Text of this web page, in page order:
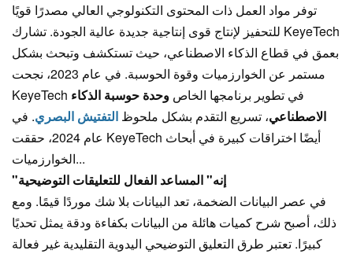
توفر مواد العمل ذات المحتوى التكنولوجي العالي مصدرًا قويًا
للتحفيز لإنتاج قوى إنتاجية جديدة عالية الجودة. تشارك KeyeTech
بعمق في قطاع الذكاء الاصطناعي، حيث تستكشف وتبحث بشكل
مستمر عن الخوارزميات وقوة الحوسبة. في عام 2023، نجحت
KeyeTech في تطوير برنامجها الخاص وحدة حوسبة الذكاء
الاصطناعي، تسريع التقدم بشكل ملحوظ التفتيش البصري. في
عام 2024، حققت KeyeTech أيضًا اختراقات كبيرة في أبحاث
الخوارزميات...
"إنه" المساعد الفعال للتعليقات التوضيحية
في عصر البيانات الضخمة، تعد البيانات بلا شك موردًا قيمًا. ومع
ذلك، أصبح شرح كميات هائلة من البيانات بكفاءة ودقة يمثل تحديًا
كبيرًا. تعتبر طرق التعليق التوضيحي اليدوية التقليدية غير فعالة